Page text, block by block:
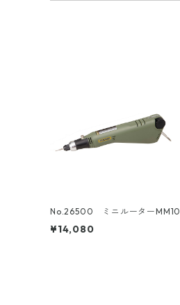
No.26500 ミニルーターMM10
¥14,080